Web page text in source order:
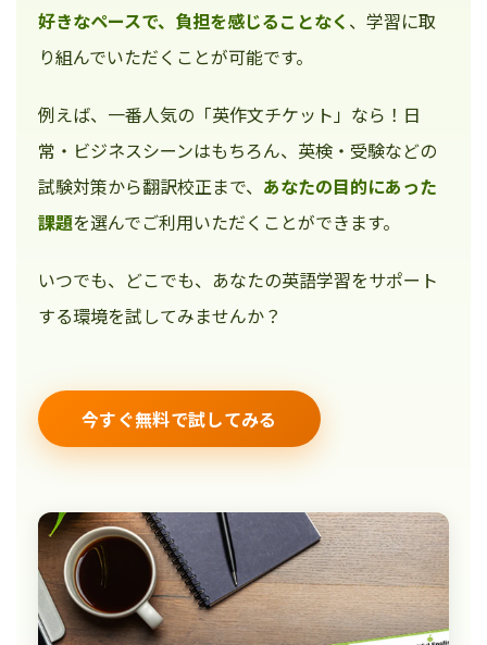
好きなペースで、負担を感じることなく 、学習に取
り組んでいただくことが可能です。
例えば、一番人気の「英作文チケット」なら！日
常・ビジネスシーンはもちろん、英検・受験などの
試験対策から翻訳校正まで、 あなたの目的にあった
課題を選んでご利用いただくことができます。
いつでも、どこでも、あなたの英語学習をサポート
する環境を試してみませんか？
今すぐ無料で試してみる